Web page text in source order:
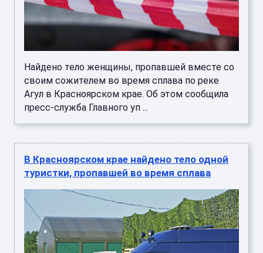
Найдено тело женщины, пропавшей вместе со
своим сожителем во время сплава по реке
Агул в Красноярском крае. Об этом сообщила
пресс-служба Главного уп ...
В Красноярском крае найдено тело одной
туристки, пропавшей во время сплава